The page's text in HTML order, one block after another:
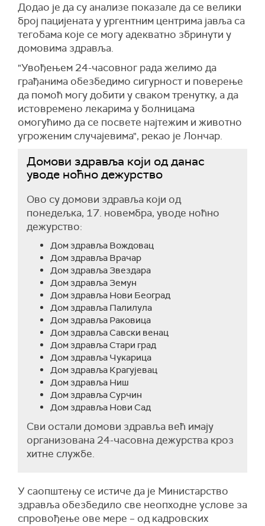
Додао је да су анализе показале да се велики
број пацијената у ургентним центрима јавља са
тегобама које се могу адекватно збринути у
домовима здравља.
"Увођењем 24-часовног рада желимо да
грађанима обезбедимо сигурност и поверење
да помоћ могу добити у сваком тренутку, а да
истовремено лекарима у болницама
омогућимо да се посвете најтежим и животно
угроженим случајевима", рекао је Лончар.
Домови здравља који од данас
уводе ноћно дежурство
Ово су домови здравља који од
понедељка, 17. новембра, уводе ноћно
дежурство:
Дом здравља Вождовац
Дом здравља Врачар
Дом здравља Звездара
Дом здравља Земун
Дом здравља Нови Београд
Дом здравља Палилула
Дом здравља Раковица
Дом здравља Савски венац
Дом здравља Стари град
Дом здравља Чукарица
Дом здравља Крагујевац
Дом здравља Ниш
Дом здравља Сурчин
Дом здравља Нови Сад
Сви остали домови здравља већ имају
организована 24-часовна дежурства кроз
хитне службе.
У саопштењу се истиче да је Министарство
здравља обезбедило све неопходне услове за
спровођење ове мере – од кадровских